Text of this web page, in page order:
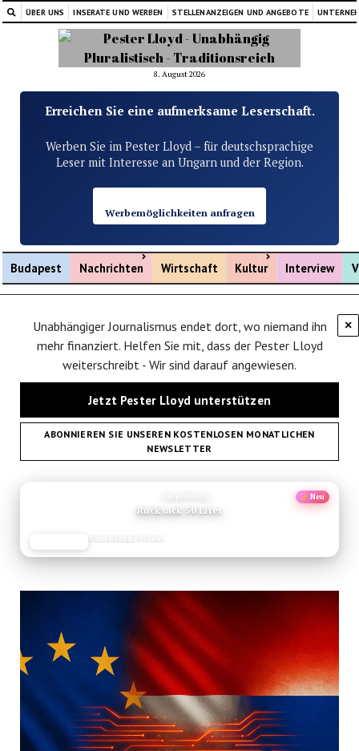
ÜBER UNS INSERATE UND WERBEN STELLENANZEIGEN UND ANGEBOTE
8. August 2026
Erreichen Sie eine aufmerksame Leserschaft.
Werben Sie im Pester Lloyd – für deutschsprachige
Leser mit Interesse an Ungarn und der Region.
Werbemöglichkeiten anfragen
Budapest Nachrichten
Menü öffnen
Wirtschaft Kultur
Menü öffnen
Interview
×
Unabhängiger Journalismus endet dort, wo niemand ihn
mehr finanziert. Helfen Sie mit, dass der Pester Lloyd
weiterschreibt - Wir sind darauf angewiesen.
Jetzt Pester Lloyd unterstützen
ABONNIEREN SIE UNSEREN KOSTENLOSEN MONATLICHEN
NEWSLETTER
Neu
Rucksack 50 Liter